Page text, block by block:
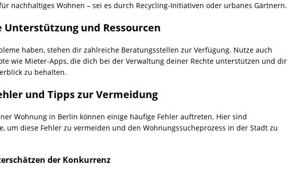
nachhaltiges Wohnen – sei es durch Recycling-Initiativen oder urbanes Gärtnern.
Unterstützung und Ressourcen
haben, stehen dir zahlreiche Beratungsstellen zur Verfügung. Nutze auch
wie Mieter-Apps, die dich bei der Verwaltung deiner Rechte unterstützen und dir
zu behalten.
und Tipps zur Vermeidung
Wohnung in Berlin können einige häufige Fehler auftreten. Hier sind
um diese Fehler zu vermeiden und den Wohnungssucheprozess in der Stadt zu
der Konkurrenz